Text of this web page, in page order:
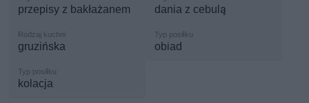
przepisy z bakłażanem dania z cebulą
gruzińska obiad
kolacja